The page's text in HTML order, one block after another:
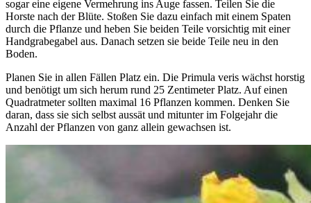
sogar eine eigene Vermehrung ins Auge fassen. Teilen Sie die
Horste nach der Blüte. Stoßen Sie dazu einfach mit einem Spaten
durch die Pflanze und heben Sie beiden Teile vorsichtig mit einer
Handgrabegabel aus. Danach setzen sie beide Teile neu in den
Boden.
Planen Sie in allen Fällen Platz ein. Die Primula veris wächst horstig
und benötigt um sich herum rund 25 Zentimeter Platz. Auf einen
Quadratmeter sollten maximal 16 Pflanzen kommen. Denken Sie
daran, dass sie sich selbst aussät und mitunter im Folgejahr die
Anzahl der Pflanzen von ganz allein gewachsen ist.